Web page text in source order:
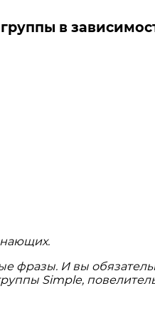
в
фразы. И вы
Simple,